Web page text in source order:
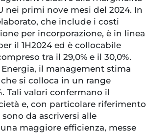
nei primi nove mesi del 2024. In
che include i costi
per incorporazione, è in linea
il 1H2024 ed è collocabile
tra il 29,0% e il 30,0%.
il management stima
si colloca in un range
Tali valori confermano il
e, con particolare riferimento
da ascriversi alle
maggiore efficienza, messe